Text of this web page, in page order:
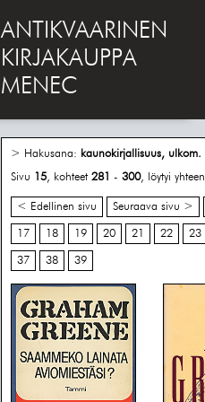
ANTIKVAARINEN
KIRJAKAUPPA
MENEC
> Hakusana: kaunokirjallisuus, ulkom.
Sivu 15, kohteet 281 - 300, löytyi
< Edellinen sivu Seuraava sivu >
17 18 19 20 21 22 23
37 38 39